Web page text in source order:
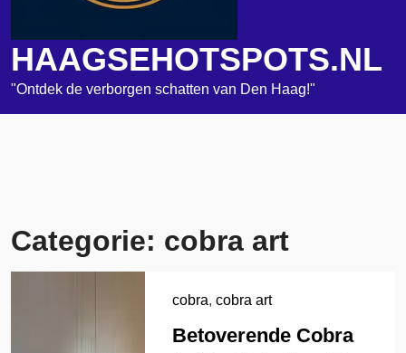
HAAGSEHOTSPOTS.NL
"Ontdek de verborgen schatten van Den Haag!"
Categorie: cobra art
cobra,cobra art
Betoverende Cobra